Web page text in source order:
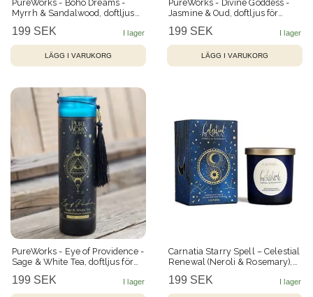
PureWorks - Boho Dreams -
Myrrh & Sandalwood, doftljus
199 SEK
PureWorks - Divine Goddess -
Jasmine & Oud, doftljus för
199 SEK
PureWorks - Eye of Providence -
Sage & White Tea, doftljus för
199 SEK
Carnatia Starry Spell – Celestial
Renewal (Neroli & Rosemary),
199 SEK